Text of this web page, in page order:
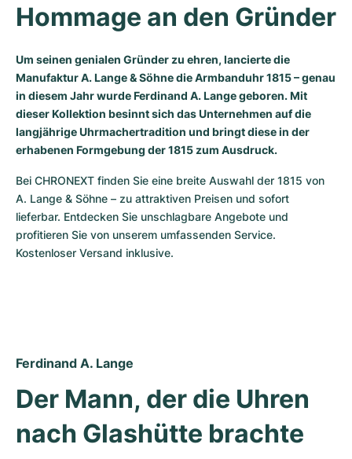
Milgauss
Oyster Perpetual
Yacht-Master
Yacht-Master II
Sky-Dweller
Submariner
Damenuhren
Ronde
Rotonde
Crash
Pasha
Baignoire
Ballon Blanc
Damenuhren
Professional
Bentley
Transocean
Cockpit
Super Avenger
Galactic
Damenuhren
Formula 1
Grand Carrera
Gebraucht
Damenuhren
Portofino
Portugieser
Da Vinci
Aquatimer
GST
Vintage
Spirit of Big Bang
King Power
Gebraucht
Hommage an den Gründer
Um seinen genialen Gründer zu ehren, lancierte die
Manufaktur A. Lange & Söhne die Armbanduhr 1815 – genau
in diesem Jahr wurde Ferdinand A. Lange geboren. Mit
dieser Kollektion besinnt sich das Unternehmen auf die
langjährige Uhrmachertradition und bringt diese in der
erhabenen Formgebung der 1815 zum Ausdruck.
Bei CHRONEXT finden Sie eine breite Auswahl der 1815 von
A. Lange & Söhne – zu attraktiven Preisen und sofort
lieferbar. Entdecken Sie unschlagbare Angebote und
profitieren Sie von unserem umfassenden Service.
Kostenloser Versand inklusive.
Ferdinand A. Lange
Der Mann, der die Uhren
nach Glashütte brachte